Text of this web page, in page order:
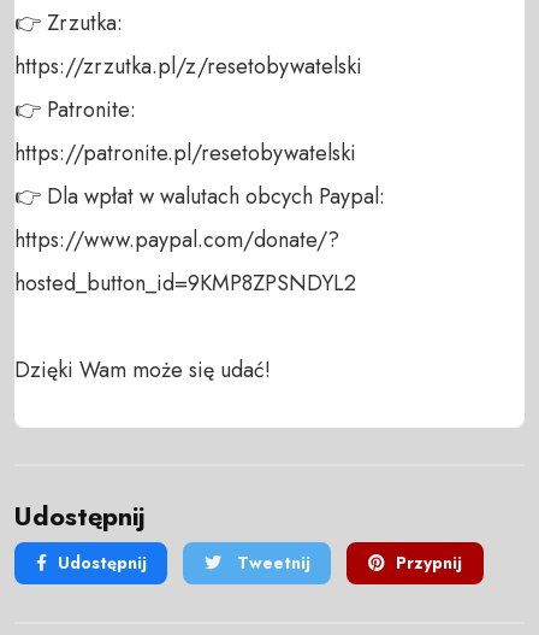
👉 Zrzutka:
https://zrzutka.pl/z/resetobywatelski
👉 Patronite:
https://patronite.pl/resetobywatelski
👉 Dla wpłat w walutach obcych Paypal:
https://www.paypal.com/donate/?
hosted_button_id=9KMP8ZPSNDYL2
Dzięki Wam może się udać!
Udostępnij
Udostępnij Tweetnij Przypnij